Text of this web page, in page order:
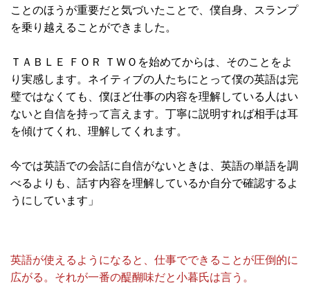
ことのほうが重要だと気づいたことで、僕自身、スランプ
を乗り越えることができました。
ＴＡＢＬＥ ＦＯＲ ＴＷＯを始めてからは、そのことをよ
り実感します。ネイティブの人たちにとって僕の英語は完
璧ではなくても、僕ほど仕事の内容を理解している人はい
ないと自信を持って言えます。丁寧に説明すれば相手は耳
を傾けてくれ、理解してくれます。
今では英語での会話に自信がないときは、英語の単語を調
べるよりも、話す内容を理解しているか自分で確認するよ
うにしています」
英語が使えるようになると、仕事でできることが圧倒的に
広がる。それが一番の醍醐味だと小暮氏は言う。